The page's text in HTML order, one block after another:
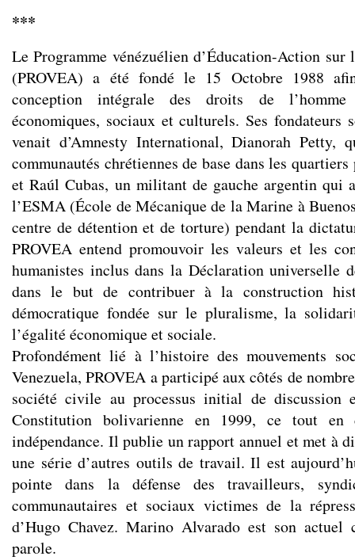
***
Le Programme vénézuélien d’Éducation-Action sur
(PROVEA) a été fondé le 15 Octobre 1988
conception intégrale des droits de
économiques, sociaux et culturels. Ses
venait d’Amnesty International, Dianorah Petty,
communautés chrétiennes de base dans les
et Raúl Cubas, un militant de gauche argentin qui
l’ESMA (École de Mécanique de la Marine à
centre de détention et de torture) pendant la
PROVEA entend promouvoir les valeurs et les
humanistes inclus dans la Déclaration universelle
dans le but de contribuer à la construction
démocratique fondée sur le pluralisme, la
l’égalité économique et sociale.
Profondément lié à l’histoire des mouvements
Venezuela, PROVEA a participé aux côtés de
société civile au processus initial de discussion
Constitution bolivarienne en 1999, ce tout en
indépendance. Il publie un rapport annuel et met à
une série d’autres outils de travail. Il est
pointe dans la défense des travailleurs,
communautaires et sociaux victimes de la
d’Hugo Chavez. Marino Alvarado est son actuel
parole.